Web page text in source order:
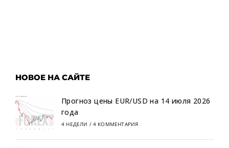
НОВОЕ НА САЙТЕ
Прогноз цены EUR/USD на 14 июля 2026
года
4 НЕДЕЛИ / 4 КОММЕНТАРИЯ